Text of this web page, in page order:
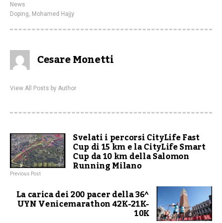
News
Doping, Mohamed Hajjy
Cesare Monetti
View All Posts by Author
Svelati i percorsi CityLife Fast
Cup di 15 km e la CityLife Smart
Cup da 10 km della Salomon
Running Milano
Previous Post
La carica dei 200 pacer della 36^
UYN Venicemarathon 42K-21K-
10K